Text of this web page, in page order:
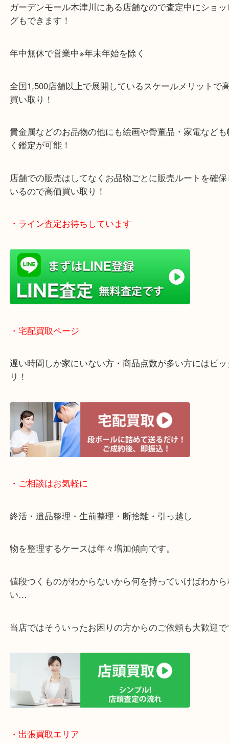
ガーデンモールの敷地内に広大な無料駐車場ある
・当店特徴
ガーデンモール木津川にある店舗なので査定中に
グもできます！
年中無休で営業中※年末年始を除く
全国1,500店舗以上で展開しているスケールメリッ
買い取り！
貴金属などのお品物の他にも絵画や骨董品・家電な
く鑑定が可能！
いるので高価買い取り！
・ライン査定お待ちしています
・宅配買取ページ
遅い時間しか家にいない方・商品点数が多い方には